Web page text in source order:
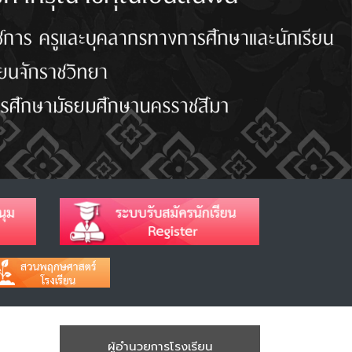
ผู้อำนวยการโรงเรียน